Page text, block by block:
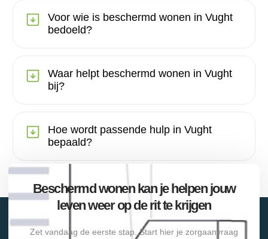
Voor wie is beschermd wonen in Vught
bedoeld?
Waar helpt beschermd wonen in Vught
bij?
Hoe wordt passende hulp in Vught
bepaald?
Beschermd wonen kan je helpen jouw
leven weer op de rit te krijgen
Zet vandaag de eerste stap. Start hier je zorgaanvraag